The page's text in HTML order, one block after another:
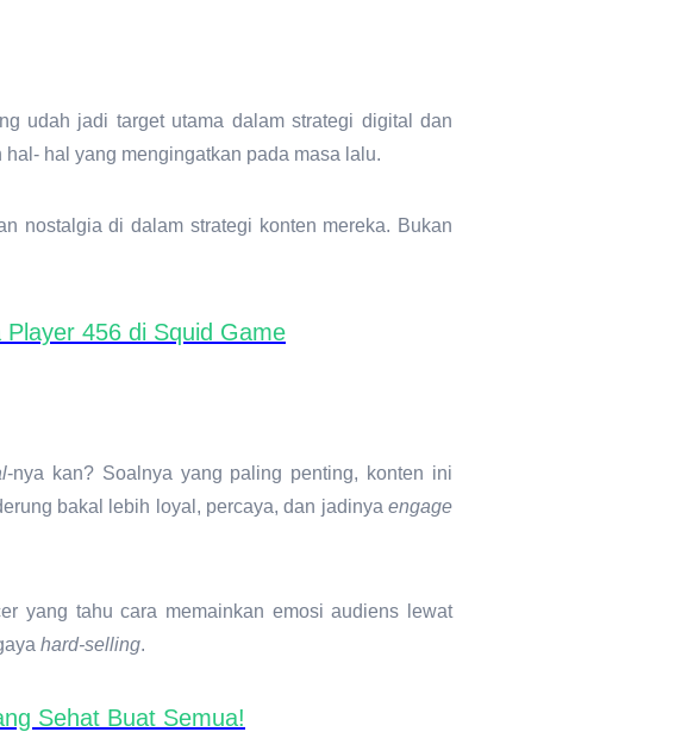
udah jadi target utama dalam strategi digital dan
hal yang mengingatkan pada masa lalu.
nostalgia di dalam strategi konten mereka. Bukan
456 di Squid Game
-nya kan? Soalnya yang paling penting, konten ini
bakal lebih loyal, percaya, dan jadinyaengage
yang tahu cara memainkan emosi audiens lewat
hard-selling.
Sehat Buat Semua!